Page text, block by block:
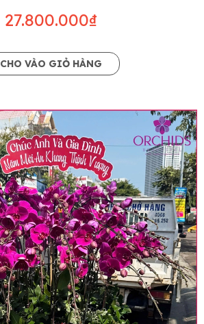
27.800.000₫
CHO VÀO GIỎ HÀNG